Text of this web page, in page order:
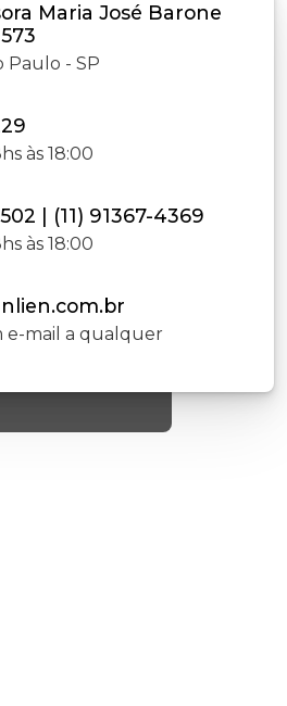
Maria José Barone
Paulo - SP
às 18:00
(11) 91367-4369
às 18:00
e-mail a qualquer